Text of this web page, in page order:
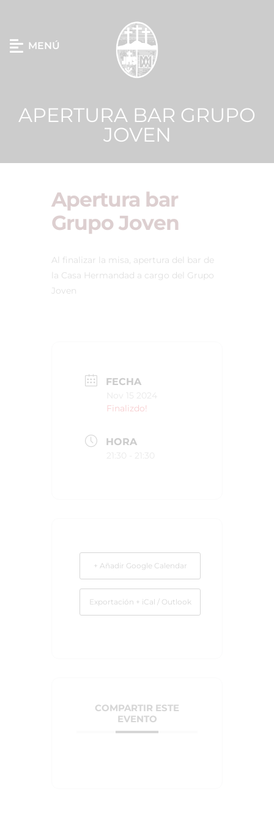
MENÚ
APERTURA BAR GRUPO
JOVEN
Apertura bar
Grupo Joven
Al finalizar la misa, apertura del bar de
la Casa Hermandad a cargo del Grupo
Joven
FECHA
Finalizdo!
HORA
+ Añadir Google Calendar
Exportación + iCal / Outlook
COMPARTIR ESTE
EVENTO